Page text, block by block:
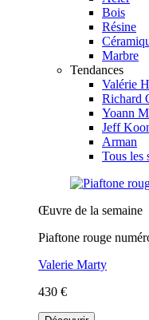
Bois
Résine
Marbre
Tendances
Valérie
Richard
Yoann
Jeff
Arman
Tous les
Œuvre de la semaine
Piaftone rouge
Valerie Marty
430 €